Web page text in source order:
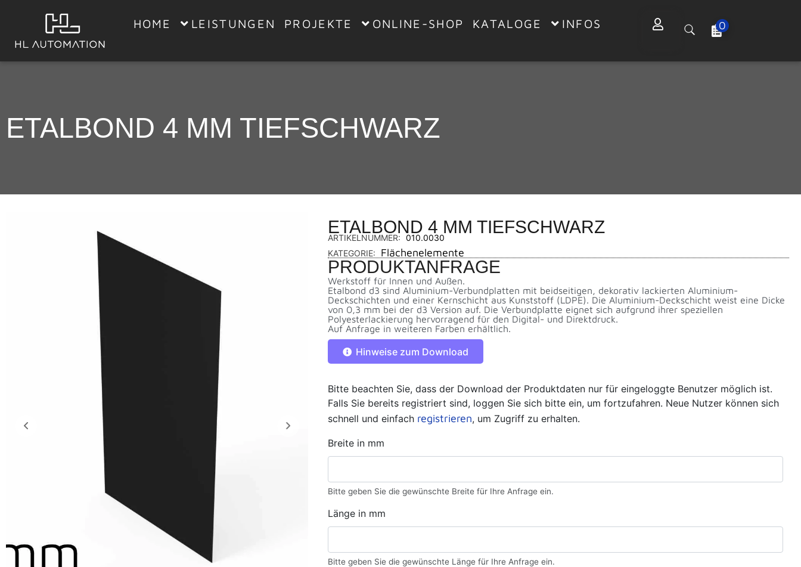
HOME LEISTUNGEN PROJEKTE ONLINE-SHOP KATALOGE INFOS 0
ETALBOND 4 MM TIEFSCHWARZ
ETALBOND 4 MM TIEFSCHWARZ
ARTIKELNUMMER: 010.0030
KATEGORIE:
Flächenelemente
PRODUKTANFRAGE
Werkstoff für Innen und Außen.
Etalbond d3 sind Aluminium-Verbundplatten mit beidseitigen, dekorativ lackierten Aluminium-
Deckschichten und einer Kernschicht aus Kunststoff (LDPE). Die Aluminium-Deckschicht weist eine Dicke
von 0,3 mm bei der d3 Version auf. Die Verbundplatte eignet sich aufgrund ihrer speziellen
Polyesterlackierung hervorragend für den Digital- und Direktdruck.
Auf Anfrage in weiteren Farben erhältlich.
Hinweise zum Download
Bitte beachten Sie, dass der Download der Produktdaten nur für eingeloggte Benutzer möglich ist.
Falls Sie bereits registriert sind, loggen Sie sich bitte ein, um fortzufahren. Neue Nutzer können sich
schnell und einfach registrieren, um Zugriff zu erhalten.
Breite in mm
Bitte geben Sie die gewünschte Breite für Ihre Anfrage ein.
Länge in mm
Bitte geben Sie die gewünschte Länge für Ihre Anfrage ein.